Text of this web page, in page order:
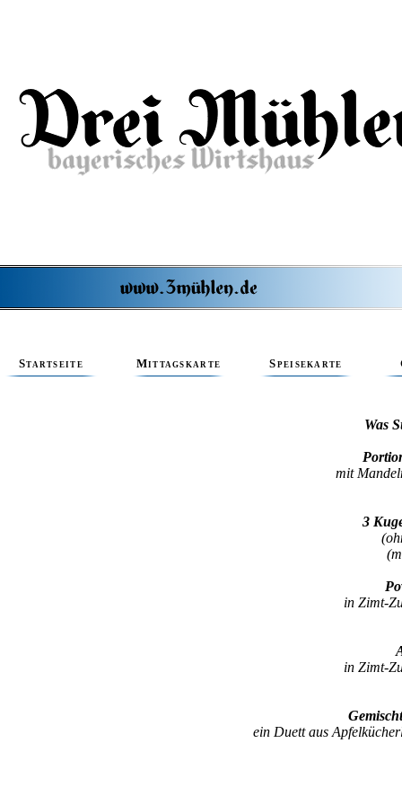
Startseite Mittagskarte Speisekarte
Was
mit
3
in Zimt-
in Zimt-
ein Duett aus